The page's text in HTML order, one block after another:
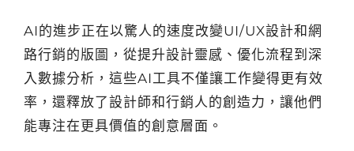
AI的進步正在以驚人的速度改變UI/UX設計和網
路行銷的版圖，從提升設計靈感、優化流程到深
入數據分析，這些AI工具不僅讓工作變得更有效
率，還釋放了設計師和行銷人的創造力，讓他們
能專注在更具價值的創意層面。